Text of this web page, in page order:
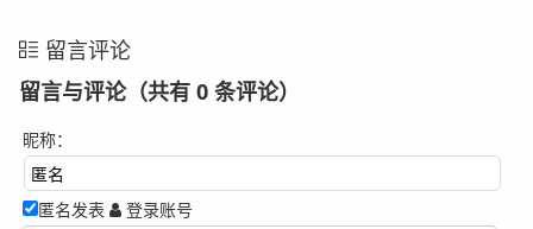
留言评论
留言与评论（共有 0 条评论）
昵称：
匿名发表 登录账号